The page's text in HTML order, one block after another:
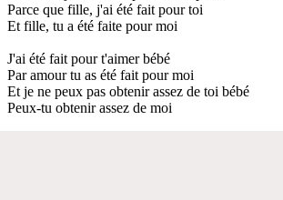
Parce que fille, j'ai été fait pour toi
Et fille, tu a été faite pour moi
J'ai été fait pour t'aimer bébé
Par amour tu as été fait pour moi
Et je ne peux pas obtenir assez de toi bébé
Peux-tu obtenir assez de moi